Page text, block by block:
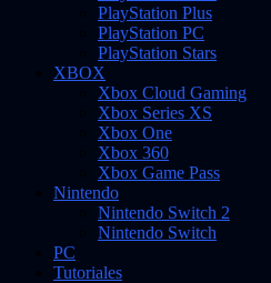
PlayStation Plus
PlayStation PC
PlayStation Stars
XBOX
Xbox Cloud Gaming
Xbox Series XS
Xbox One
Xbox 360
Xbox Game Pass
Nintendo
Nintendo Switch 2
Nintendo Switch
PC
Tutoriales